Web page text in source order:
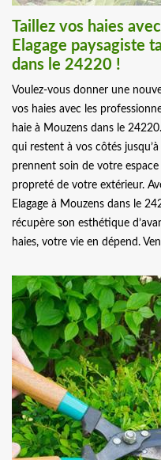
Taillez vos haies
Elagage paysagiste
dans le 24220 !
Voulez-vous donner une
vos haies avec les
haie à Mouzens dans le
qui restent à vos côtés
prennent soin de votre
propreté de votre extérieur.
Elagage à Mouzens dans le
récupère son esthétique
haies, votre vie en dépend.